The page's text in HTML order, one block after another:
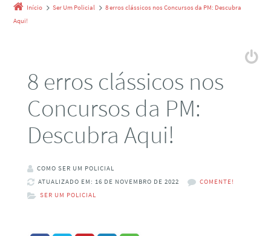
Início Ser Um Policial
8 erros clássicos nos Concursos da PM: Descubra
Aqui!
8 erros clássicos nos
Concursos da PM:
Descubra Aqui!
COMO SER UM POLICIAL
ATUALIZADO EM: 16 DE NOVEMBRO DE 2022
COMENTE!
SER UM POLICIAL